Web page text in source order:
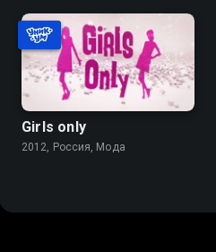
Girls only
2012, Россия, Мода